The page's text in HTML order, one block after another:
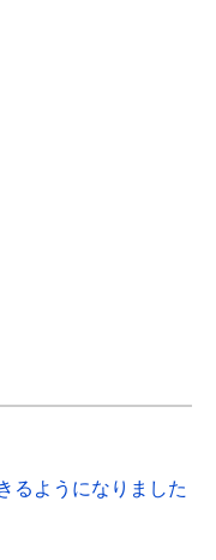
るようになりました